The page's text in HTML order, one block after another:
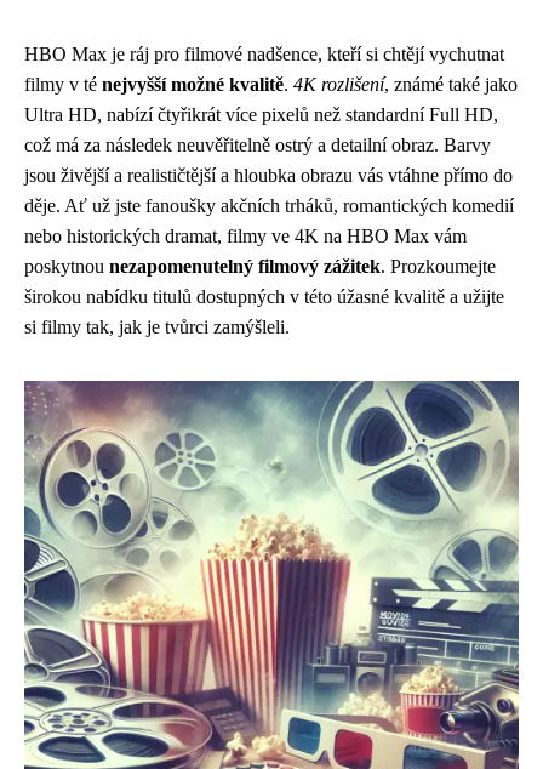
HBO Max je ráj pro filmové nadšence, kteří si chtějí vychutnat
filmy v té nejvyšší možné kvalitě. 4K rozlišení, známé také jako
Ultra HD, nabízí čtyřikrát více pixelů než standardní Full HD,
což má za následek neuvěřitelně ostrý a detailní obraz. Barvy
jsou živější a realističtější a hloubka obrazu vás vtáhne přímo do
děje. Ať už jste fanoušky akčních trháků, romantických komedií
nebo historických dramat, filmy ve 4K na HBO Max vám
poskytnou nezapomenutelný filmový zážitek. Prozkoumejte
širokou nabídku titulů dostupných v této úžasné kvalitě a užijte
si filmy tak, jak je tvůrci zamýšleli.